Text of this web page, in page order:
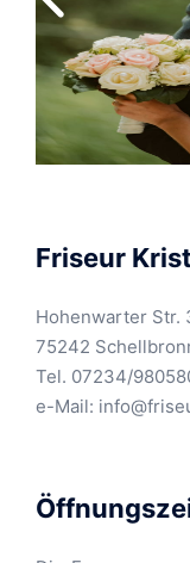
Friseur
Hohenwarter Str.
75242
Tel. 07234/
e-Mail: